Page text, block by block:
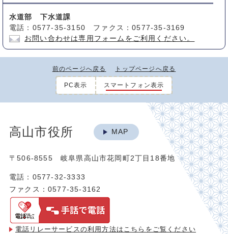
水道部 下水道課
電話：0577-35-3150 ファクス：0577-35-3169
お問い合わせは専用フォームをご利用ください。
前のページへ戻る トップページへ戻る
PC表示 スマートフォン表示
高山市役所 MAP
〒506-8555 岐阜県高山市花岡町2丁目18番地
電話：0577-32-3333
ファクス：0577-35-3162
電話リレーサービスの利用方法は こちらをご覧ください